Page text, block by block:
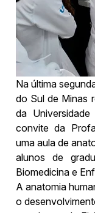
Na última
do Sul de Minas
da
convite da
uma aula de
alunos de
Biomedicina e
A anatomia
o